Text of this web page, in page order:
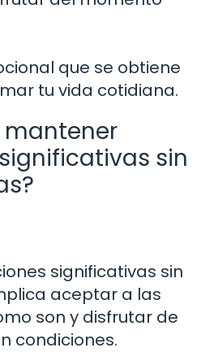
que se obtiene
tu vida cotidiana.
mantener
sin
significativas sin
aceptar a las
son y disfrutar de
condiciones.